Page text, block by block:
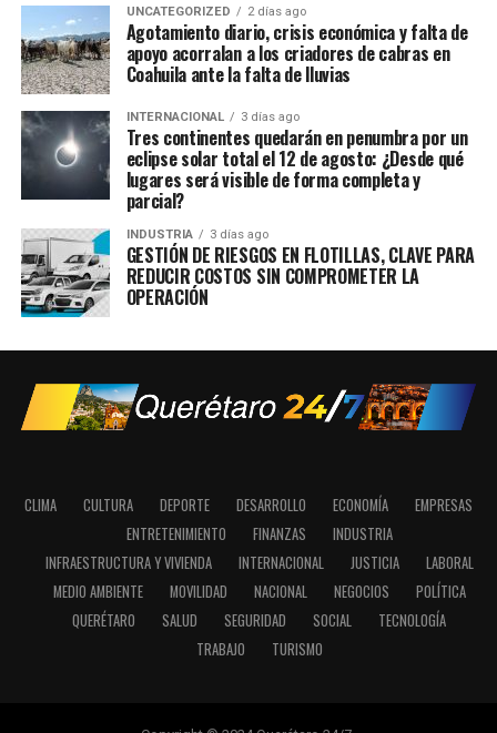
UNCATEGORIZED 2 días ago
Agotamiento diario, crisis económica y falta de
apoyo acorralan a los criadores de cabras en
Coahuila ante la falta de lluvias
INTERNACIONAL 3 días ago
Tres continentes quedarán en penumbra por un
eclipse solar total el 12 de agosto: ¿Desde qué
lugares será visible de forma completa y
parcial?
INDUSTRIA 3 días ago
GESTIÓN DE RIESGOS EN FLOTILLAS, CLAVE PARA
REDUCIR COSTOS SIN COMPROMETER LA
OPERACIÓN
CLIMA CULTURA DEPORTE DESARROLLO ECONOMÍA
EMPRESAS
ENTRETENIMIENTO
FINANZAS
INDUSTRIA
INFRAESTRUCTURA Y VIVIENDA
INTERNACIONAL JUSTICIA
LABORAL
MEDIO AMBIENTE
MOVILIDAD NACIONAL NEGOCIOS
POLÍTICA
QUERÉTARO
SALUD SEGURIDAD SOCIAL
TECNOLOGÍA
TRABAJO
TURISMO